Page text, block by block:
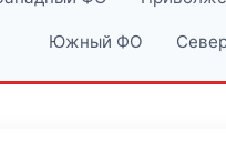
Южный ФО